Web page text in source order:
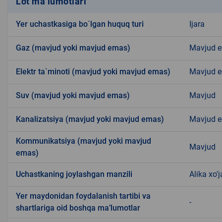
Yer uchastkasiga bo`lgan huquq turi Ijara
Gaz (mavjud yoki mavjud emas) Mavjud
Elektr ta`minoti (mavjud yoki mavjud emas) Mavjud
Suv (mavjud yoki mavjud emas) Mavjud
Kanalizatsiya (mavjud yoki mavjud emas) Mavjud
Kommunikatsiya (mavjud yoki mavjud
emas)
Mavjud
Uchastkaning joylashgan manzili Alika
Yer maydonidan foydalanish tartibi va
shartlariga oid boshqa ma’lumotlar
-